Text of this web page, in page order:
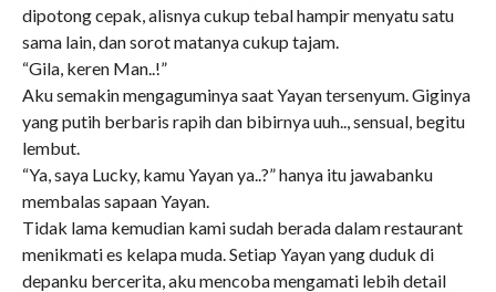
dipotong cepak, alisnya cukup tebal hampir menyatu satu
sama lain, dan sorot matanya cukup tajam.
“Gila, keren Man..!”
Aku semakin mengaguminya saat Yayan tersenyum. Giginya
yang putih berbaris rapih dan bibirnya uuh.., sensual, begitu
lembut.
“Ya, saya Lucky, kamu Yayan ya..?” hanya itu jawabanku
membalas sapaan Yayan.
Tidak lama kemudian kami sudah berada dalam restaurant
menikmati es kelapa muda. Setiap Yayan yang duduk di
depanku bercerita, aku mencoba mengamati lebih detail